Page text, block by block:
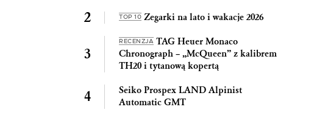
TOP 10 Zegarki na lato i wakacje 2026
RECENZJA TAG Heuer Monaco
Chronograph – „McQueen” z kalibrem
TH20 i tytanową kopertą
Seiko Prospex LAND Alpinist
Automatic GMT